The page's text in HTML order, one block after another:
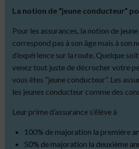
La notion de “jeune conducteur”
Pour les assurances, la notion de
correspond pas à son âge mais à son
d’expérience sur la route. Quelque
venez tout juste de décrocher votre
vous êtes “jeune conducteur”. Les
les jeunes conducteur comme des
Leur prime d’assurance s’élève à
100% de majoration la première
50% de majoration la deuxième